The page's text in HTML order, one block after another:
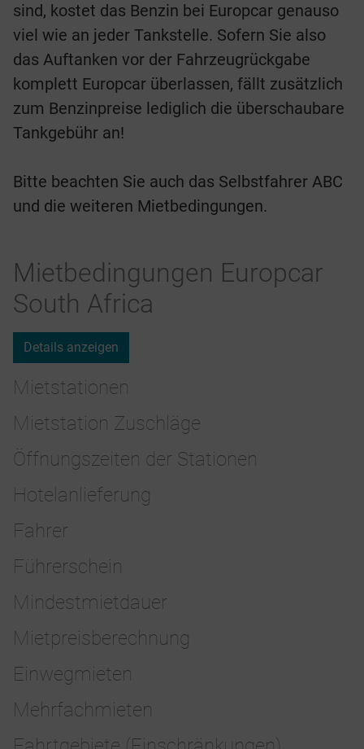
sind, kostet das Benzin bei Europcar genauso
viel wie an jeder Tankstelle. Sofern Sie also
das Auftanken vor der Fahrzeugrückgabe
komplett Europcar überlassen, fällt zusätzlich
zum Benzinpreise lediglich die überschaubare
Tankgebühr an!
Bitte beachten Sie auch das Selbstfahrer ABC
und die weiteren Mietbedingungen.
Mietbedingungen Europcar
South Africa
Details anzeigen
Mietstationen
Mietstation Zuschläge
Öffnungszeiten der Stationen
Hotelanlieferung
Fahrer
Führerschein
Mindestmietdauer
Mietpreisberechnung
Einwegmieten
Mehrfachmieten